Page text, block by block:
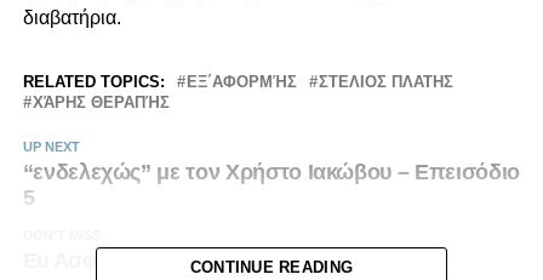
διαβατήρια.
RELATED TOPICS: ΕΞ΄ΑΦΟΡΜΉΣ
ΣΤΕΛΙΟΣ ΠΛΑΤΗΣ
ΧΆΡΗΣ ΘΕΡΑΠΉΣ
UP NEXT
“ενδελεχώς” με τον Χρήστο Ιακώβου – Επεισόδιο
5
Ευ Ασφαλίζεσθε | Επεισόδιο 3
CONTINUE READING